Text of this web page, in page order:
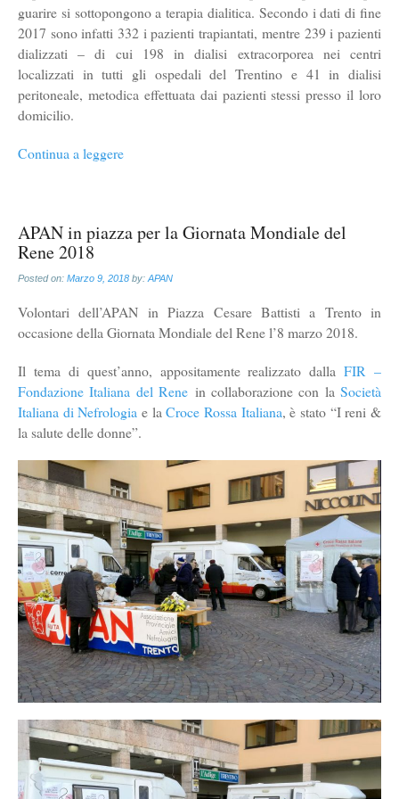
guarire si sottopongono a terapia dialitica. Secondo i dati di fine
2017 sono infatti 332 i pazienti trapiantati, mentre 239 i pazienti
dializzati – di cui 198 in dialisi extracorporea nei centri
localizzati in tutti gli ospedali del Trentino e 41 in dialisi
peritoneale, metodica effettuata dai pazienti stessi presso il loro
domicilio.
Continua a leggere
APAN in piazza per la Giornata Mondiale del
Rene 2018
Posted on: Marzo 9, 2018 by:APAN
Volontari dell’APAN in Piazza Cesare Battisti a Trento in
occasione della Giornata Mondiale del Rene l’8 marzo 2018.
Il tema di quest’anno, appositamente realizzato dallaFIR –
Fondazione Italiana del Rene in collaborazione con la Società
Italiana di Nefrologia e laCroce Rossa Italiana, è stato “I reni &
la salute delle donne”.